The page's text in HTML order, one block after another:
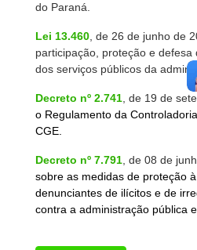
do Paraná.
Lei 13.460 , de 26 de junho de
participação, proteção e
dos serviços públicos da
Decreto nº 2.741 , de 19 de
o Regulamento da
CGE.
Decreto nº 7.791 , de 08 de
sobre as medidas de proteção
denunciantes de ilícitos e de
contra a administração pública